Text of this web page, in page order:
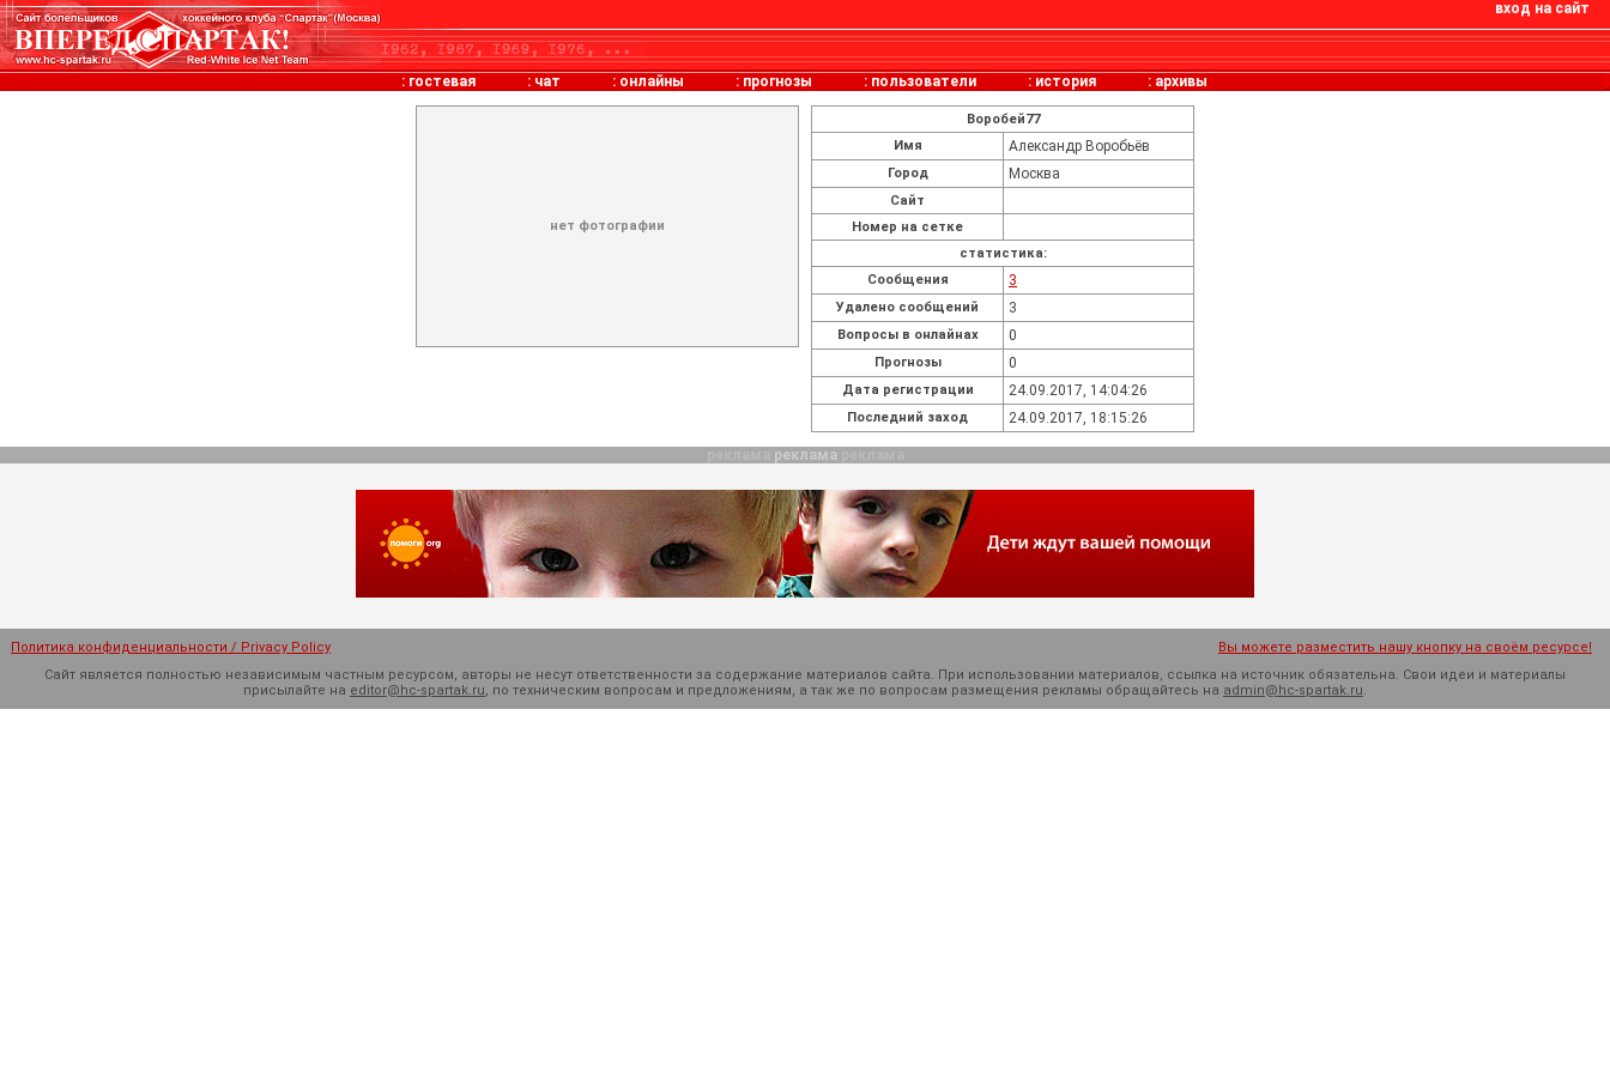
вход на сайт
: гостевая : чат : онлайны : прогнозы : пользователи : история : архивы
нет фотографии
Воробей77
Имя
Александр Воробьёв
Город Москва
Сайт
Номер на сетке
статистика:
Cообщения
3
Удалено сообщений 3
Вопросы в онлайнах 0
Прогнозы 0
Дата регистрации 24.09.2017, 14:04:26
Последний заход 24.09.2017, 18:15:26
реклама
Политика конфиденциальности / Privacy Policy
Вы можете разместить нашу кнопку на своём ресурсе!
Сайт является полностью независимым частным ресурсом, авторы не несут ответственности за содержание материалов сайта. При использовании материалов, ссылка на источник обязательна. Cвои идеи и материалы
присылайте на editor@hc-spartak.ru, по техническим вопросам и предложениям, а так же по вопросам размещения рекламы обращайтесь на admin@hc-spartak.ru.